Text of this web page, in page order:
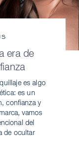
era de
es algo
es un
confianza y
vamos
del
de ocultar